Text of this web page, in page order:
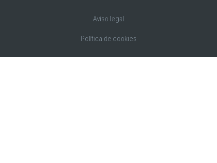
Aviso legal
Política de cookies